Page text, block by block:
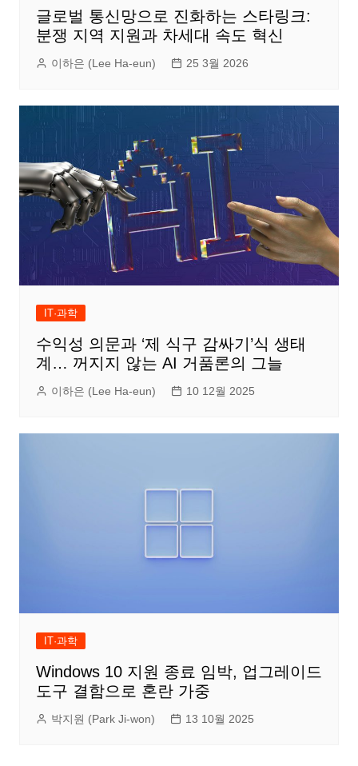
글로벌 통신망으로 진화하는 스타링크:
분쟁 지역 지원과 차세대 속도 혁신
이하은 (Lee Ha-eun) 25 3월 2026
IT·과학
수익성 의문과 ‘제 식구 감싸기’식 생태
계… 꺼지지 않는 AI 거품론의 그늘
이하은 (Lee Ha-eun) 10 12월 2025
IT·과학
Windows 10 지원 종료 임박, 업그레이드
도구 결함으로 혼란 가중
박지원 (Park Ji-won) 13 10월 2025